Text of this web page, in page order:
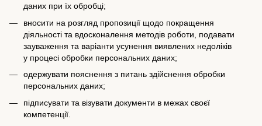
даних при їх обробці;
вносити на розгляд пропозиції щодо покращення
діяльності та вдосконалення методів роботи, подавати
зауваження та варіанти усунення виявлених недоліків
у процесі обробки персональних даних;
одержувати пояснення з питань здійснення обробки
персональних даних;
підписувати та візувати документи в межах своєї
компетенції.